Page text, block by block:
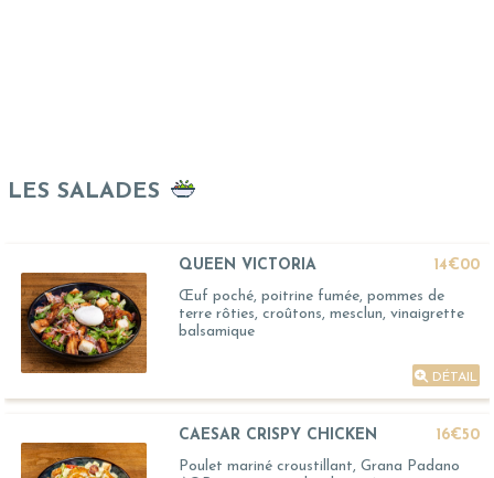
LES SALADES
QUEEN VICTORIA
14€00
Œuf poché, poitrine fumée, pommes de
terre rôties, croûtons, mesclun, vinaigrette
balsamique
DÉTAIL
CAESAR CRISPY CHICKEN
16€50
Poulet mariné croustillant, Grana Padano